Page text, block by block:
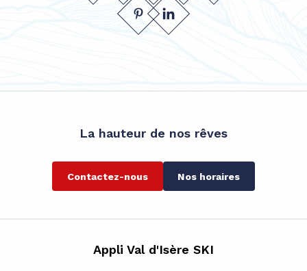
La hauteur de nos rêves
Contactez-nous Nos horaires
Appli Val d'Isère SKI